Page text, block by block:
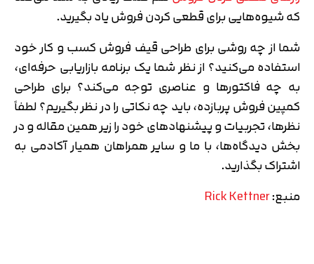
که شیوه‌هایی برای قطعی کردن فروش یاد بگیرید.
شما از چه روشی برای طراحی قیف فروش کسب و کار خود
استفاده می‌کنید؟ از نظر شما یک برنامه بازاریابی حرفه‌ای،
به چه فاکتورها و عناصری توجه می‌کند؟ برای طراحی
کمپین فروش پربازده، باید چه نکاتی را در نظر بگیریم؟ لطفاً
نظرها، تجربیات و پیشنهادهای خود را زیر همین مقاله و در
بخش دیدگاه‌ها، با ما و سایر همراهان همیار آکادمی به
اشتراک بگذارید.
منبع:Rick Kettner